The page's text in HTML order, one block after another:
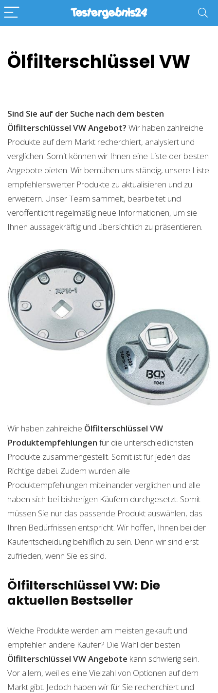
Ölfilterschlüssel VW
Sind Sie auf der Suche nach dem besten
Ölfilterschlüssel VWAngebot? Wir haben zahlreiche
Produkte auf dem Markt recherchiert, analysiert und
verglichen. Somit können wir Ihnen eine Liste der besten
Angebote bieten. Wir bemühen uns ständig, unsere Liste
empfehlenswerter Produkte zu aktualisieren und zu
erweitern. Unser Team sammelt, bearbeitet und
veröffentlicht regelmäßig neue Informationen, um sie
Ihnen aussagekräftig und übersichtlich zu präsentieren.
Wir haben zahlreiche Ölfilterschlüssel VW
Produktempfehlungen für die unterschiedlichsten
Produkte zusammengestellt. Somit ist für jeden das
Richtige dabei. Zudem wurden alle
Produktempfehlungen miteinander verglichen und alle
haben sich bei bisherigen Käufern durchgesetzt. Somit
müssen Sie nur das passende Produkt auswählen, das
Ihren Bedürfnissen entspricht. Wir hoffen, Ihnen bei der
Kaufentscheidung behilflich zu sein. Denn wir sind erst
zufrieden, wenn Sie es sind.
Ölfilterschlüssel VW: Die
aktuellen Bestseller
Welche Produkte werden am meisten gekauft und
empfehlen andere Käufer? Die Wahl der besten
Ölfilterschlüssel VWAngebote kann schwierig sein.
Vor allem, weil es eine Vielzahl von Optionen auf dem
Markt gibt. Jedoch haben wir für Sie recherchiert und